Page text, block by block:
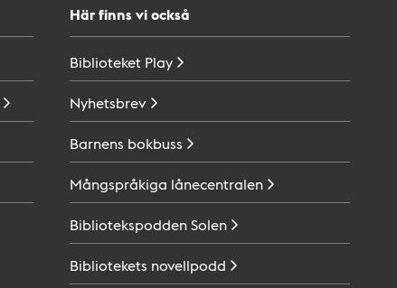
Här finns vi också
Biblioteket Play
Nyhetsbrev
Barnens bokbuss
Mångspråkiga lånecentralen
BibliotekspoddenSolen
Bibliotekets novellpodd